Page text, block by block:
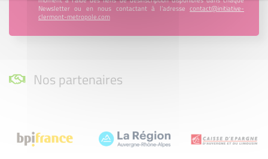
Newsletter ou en nous contactant à l’adresse contact@initiative-
clermont-metropole.com
Nos partenaires